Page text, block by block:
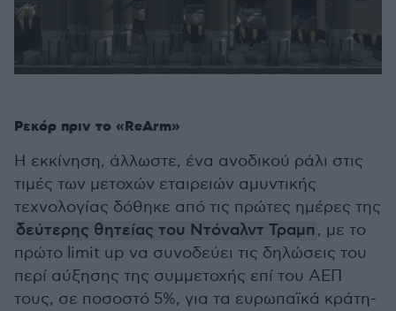
Ρεκόρ πριν το «ReArm»
Η εκκίνηση, άλλωστε, ένα ανοδικού ράλι στις
τιμές των μετοχών εταιρειών αμυντικής
τεχνολογίας δόθηκε από τις πρώτες ημέρες της
δεύτερης θητείας του Ντόναλντ Τραμπ , με το
πρώτο limit up να συνοδεύει τις δηλώσεις του
περί αύξησης της συμμετοχής επί του ΑΕΠ
τους, σε ποσοστό 5%, για τα ευρωπαϊκά κράτη-